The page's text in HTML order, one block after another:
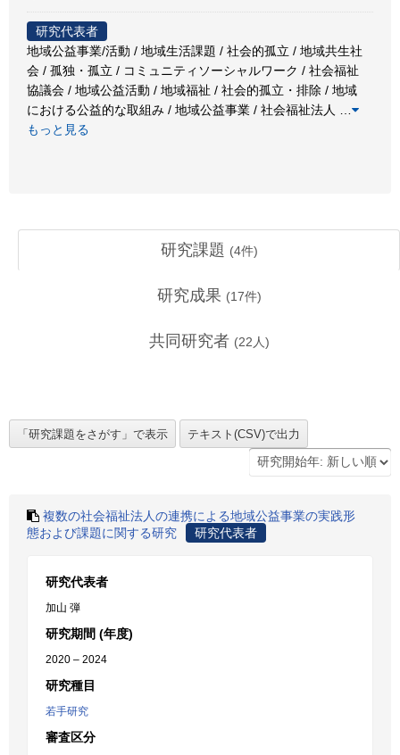
研究代表者
地域公益事業/活動 / 地域生活課題 / 社会的孤立 / 地域共生社
会 / 孤独・孤立 / コミュニティソーシャルワーク / 社会福祉
協議会 / 地域公益活動 / 地域福祉 / 社会的孤立・排除 / 地域
における公益的な取組み / 地域公益事業 / 社会福祉法人
もっと見る
研究課題 (4件)
研究成果 (17件)
共同研究者 (22 人)
複数の社会福祉法人の連携による地域公益事業の実践形
態および課題に関する研究
研究代表者
研究代表者
加山 弾
研究期間 (年度)
2020 – 2024
研究種目
若手研究
審査区分